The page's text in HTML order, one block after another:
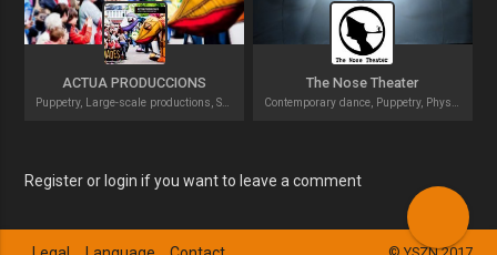
ACTUA PRODUCCIONS The Nose Theater
Register or login if you want to leave a comment